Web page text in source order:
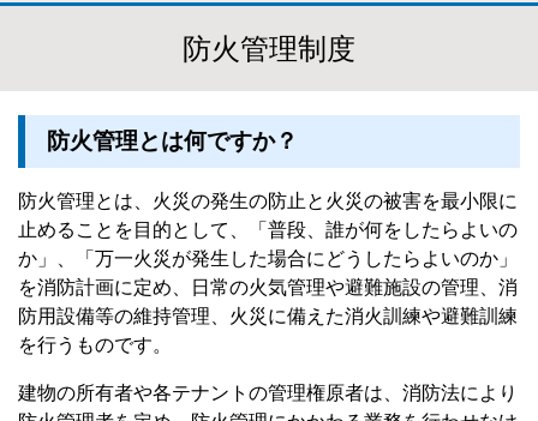
防火管理制度
防火管理とは何ですか？
防火管理とは、火災の発生の防止と火災の被害を最小限に
止めることを目的として、「普段、誰が何をしたらよいの
か」、「万一火災が発生した場合にどうしたらよいのか」
を消防計画に定め、日常の火気管理や避難施設の管理、消
防用設備等の維持管理、火災に備えた消火訓練や避難訓練
を行うものです。
建物の所有者や各テナントの管理権原者は、消防法により